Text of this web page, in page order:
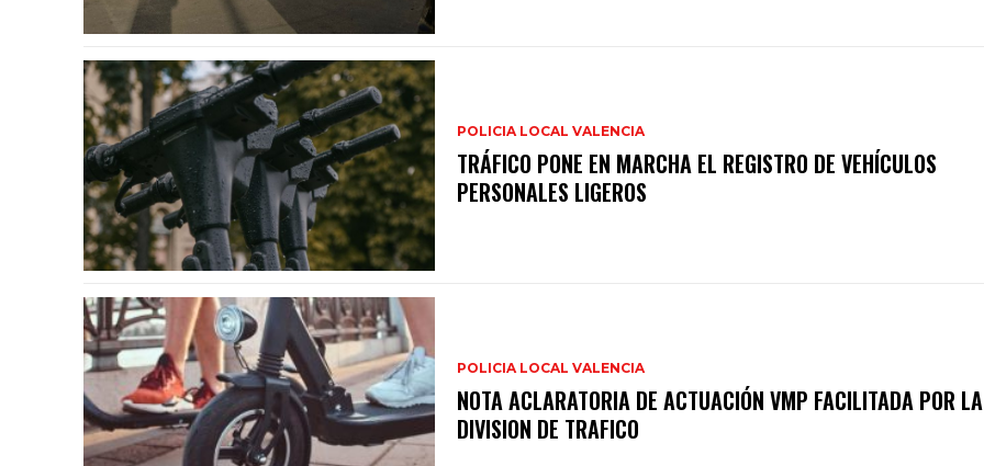
POLICIA LOCAL VALENCIA
TRÁFICO PONE EN MARCHA EL REGISTRO DE VEHÍCULOS
PERSONALES LIGEROS
POLICIA LOCAL VALENCIA
NOTA ACLARATORIA DE ACTUACIÓN VMP FACILITADA POR LA
DIVISION DE TRAFICO